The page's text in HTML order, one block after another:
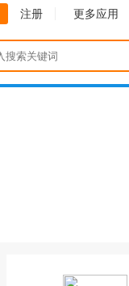
注册 更多应用